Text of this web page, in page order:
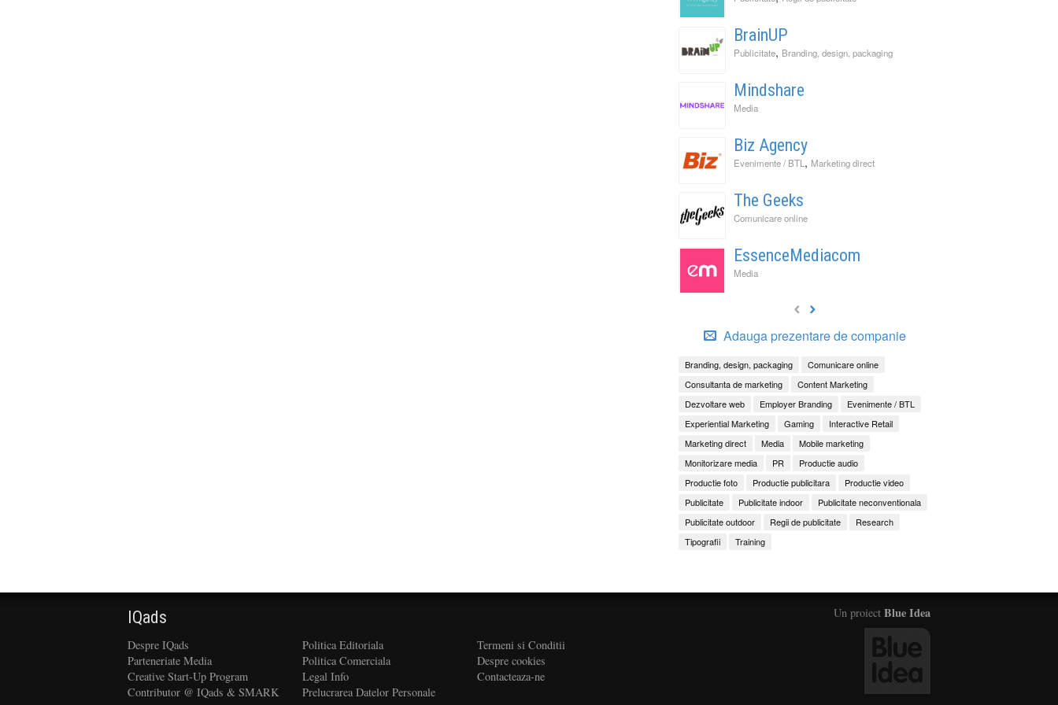
BrainUP
Publicitate, Branding, design, packaging
Mindshare
Media
Biz Agency
Evenimente / BTL , Marketing direct
The Geeks
Comunicare online
EssenceMediacom
Media
Adauga prezentare de companie
Branding, design, packaging
Comunicare online
Consultanta de marketing
Content Marketing
Dezvoltare web
Employer Branding
Evenimente / BTL
Experiential Marketing
Gaming
Interactive Retail
Marketing direct
Media
Mobile marketing
Monitorizare media
PR
Productie audio
Productie foto
Productie publicitara
Productie video
Publicitate
Publicitate indoor
Publicitate neconventionala
Publicitate outdoor
Regii de publicitate
Research
Tipografii
Training
Un proiect Blue Idea
IQads
Despre IQads
Parteneriate Media
Creative Start-Up Program
Contributor @ IQads & SMARK
Politica Editoriala
Politica Comerciala
Legal Info
Prelucrarea Datelor Personale
Termeni si Conditii
Despre cookies
Contacteaza-ne